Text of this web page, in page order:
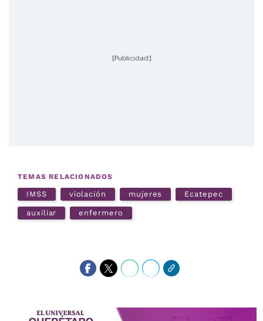
[Publicidad]
TEMAS RELACIONADOS
IMSS violación mujeres Ecatepec
auxiliar enfermero